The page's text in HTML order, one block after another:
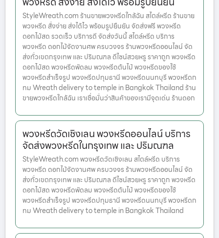
StyleWreath.com ร้านขายพวงหรีดใกล้ฉัน สไตล์หรีด ร้านขาย
พวงหรีด สั่งง่าย ส่งได้ไว พร้อมรูปยืนยัน จัดส่งฟรี พวงหรีด
ดอกไม้สด รวดเร็ว บริการดี จัดส่งวันนี้ สไตล์หรีด บริการ
พวงหรีด ดอกไม้จัดงานศพ ครบวงจร ร้านพวงหรีดออนไลน์ จัด
ส่งทั่วเขตกรุงเทพ และ ปริมณฑล ดีไซน์สวยหรู ราคาถูก พวงหรีด
ดอกไม้สด พวงหรีดพัดลม พวงหรีดต้นไม้ พวงหรีดของใช้
พวงหรีดสำเร็จรูป พวงหรีดปทุมธานี พวงหรีดนนทบุรี พวงหรีดก
ทม Wreath delivery to temple in Bangkok Thailand ร้าน
ขายพวงหรีดใกล้ฉัน เราเชื่อมั่นว่าสินค้าของเรามีจุดเด่น ร้านดอก
พวงหรีดวัดเชิงเลน พวงหรีดออนไลน์ บริการ
จัดส่งพวงหรีดในกรุงเทพ และ ปริมณฑล
StyleWreath.com พวงหรีดวัดเชิงเลน สไตล์หรีด บริการ
พวงหรีด ดอกไม้จัดงานศพ ครบวงจร ร้านพวงหรีดออนไลน์ จัด
ส่งทั่วเขตกรุงเทพ และ ปริมณฑล ดีไซน์สวยหรู ราคาถูก พวงหรีด
ดอกไม้สด พวงหรีดพัดลม พวงหรีดต้นไม้ พวงหรีดของใช้
พวงหรีดสำเร็จรูป พวงหรีดปทุมธานี พวงหรีดนนทบุรี พวงหรีดก
ทม Wreath delivery to temple in Bangkok Thailand